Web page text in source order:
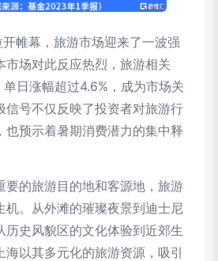
开帷幕，旅游市场迎来了一波强
市场对此反应热烈，旅游相关
日涨幅超过4.6%，成为市场关
信号不仅反映了投资者对旅游行
也预示着暑期消费潜力的集中释
要的旅游目的地和客源地，旅游
机。从外滩的璀璨夜景到迪士尼
历史风貌区的文化体验到近郊生
海以其多元化的旅游资源，吸引